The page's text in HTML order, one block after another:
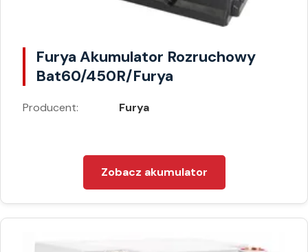
Furya Akumulator Rozruchowy
Bat60/450R/Furya
Producent: Furya
Zobacz akumulator